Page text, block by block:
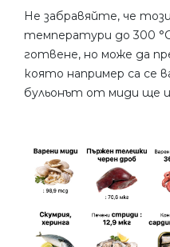
Не забравяйте, че
температури до 300
готвене, но може да
която например са се
бульонът от миди ще